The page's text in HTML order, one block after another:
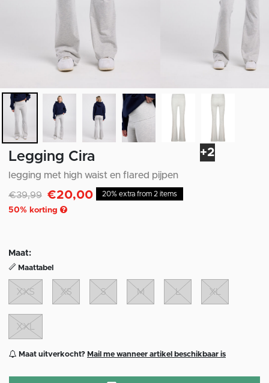
+2
Legging Cira
legging met high waist en flared pijpen
Afgeprijsd van
€39,99naar
€20,00
50% korting
20% extra from 2 items
Maat:
Maattabel
XXS XS S M L XL
XXL
Maat uitverkocht? Mail me wanneer artikel beschikbaar is